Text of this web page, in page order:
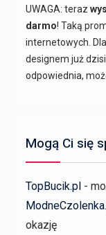
UWAGA: teraz
darmo! Taką
internetowych.
designem już
odpowiednia,
Mogą Ci się
TopBucik.pl-
okazję